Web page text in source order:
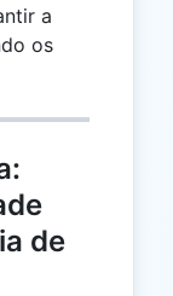
a
os
de